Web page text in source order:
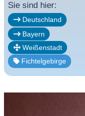
Sie sind hier:
Deutschland
Bayern
Weißenstadt
Fichtelgebirge